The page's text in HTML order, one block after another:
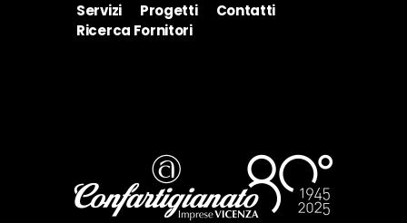
Servizi Progetti
Contatti
Ricerca Fornitori